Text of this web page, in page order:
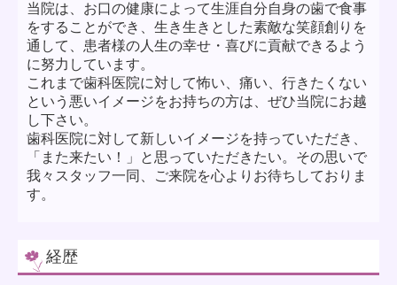
当院は、お口の健康によって生涯自分自身の歯で食事
をすることができ、生き生きとした素敵な笑顔創りを
通して、患者様の人生の幸せ・喜びに貢献できるよう
に努力しています。
これまで歯科医院に対して怖い、痛い、行きたくない
という悪いイメージをお持ちの方は、ぜひ当院にお越
し下さい。
歯科医院に対して新しいイメージを持っていただき、
「また来たい！」と思っていただきたい。その思いで
我々スタッフ一同、ご来院を心よりお待ちしておりま
す。
経歴